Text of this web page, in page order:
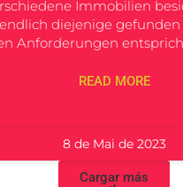
Immobilien
diejenige
Anforderungen
READ MORE
8 de Mai de 2023
Cargar más